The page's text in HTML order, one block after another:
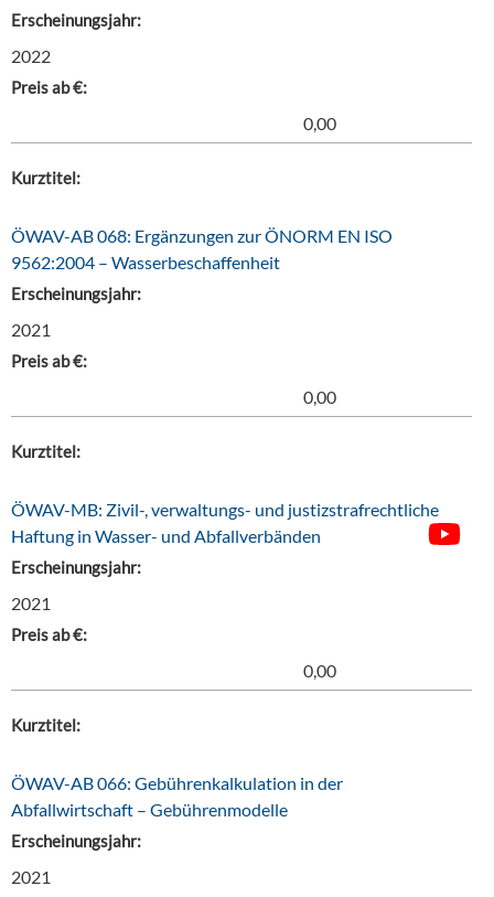
Erscheinungsjahr:
2022
Preis ab €:
0,00
Kurztitel:
ÖWAV-AB 068: Ergänzungen zur ÖNORM EN ISO
9562:2004 – Wasserbeschaffenheit
Erscheinungsjahr:
2021
Preis ab €:
0,00
Kurztitel:
ÖWAV-MB: Zivil-, verwaltungs- und justizstrafrechtliche
Haftung in Wasser- und Abfallverbänden
Erscheinungsjahr:
2021
Preis ab €:
0,00
Kurztitel:
ÖWAV-AB 066: Gebührenkalkulation in der
Abfallwirtschaft – Gebührenmodelle
Erscheinungsjahr:
2021